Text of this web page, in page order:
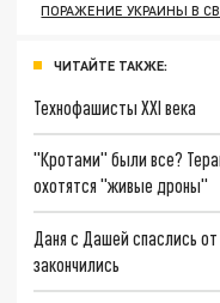
ПОРАЖЕНИЕ УКРАИНЫ В
ЧИТАЙТЕ ТАКЖЕ:
Технофашисты XXI века
"Кротами" были все?
охотятся "живые дроны"
Даня с Дашей спаслись
закончились